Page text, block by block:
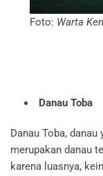
Foto: Warta
Danau Toba
Danau Toba,
merupakan danau
karena luasnya,